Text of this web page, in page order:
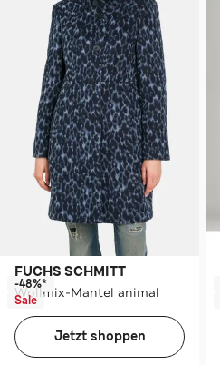
FUCHS SCHMITT
Wollmix-Mantel animal
-48%*
Sale
Jetzt shoppen